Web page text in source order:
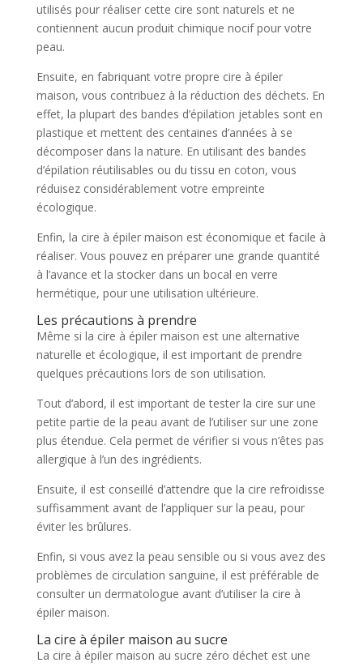
utilisés pour réaliser cette cire sont naturels et ne
contiennent aucun produit chimique nocif pour votre
peau.
Ensuite, en fabriquant votre propre cire à épiler
maison, vous contribuez à la réduction des déchets. En
effet, la plupart des bandes d’épilation jetables sont en
plastique et mettent des centaines d’années à se
décomposer dans la nature. En utilisant des bandes
d’épilation réutilisables ou du tissu en coton, vous
réduisez considérablement votre empreinte
écologique.
Enfin, la cire à épiler maison est économique et facile à
réaliser. Vous pouvez en préparer une grande quantité
à l’avance et la stocker dans un bocal en verre
hermétique, pour une utilisation ultérieure.
Les précautions à prendre
Même si la cire à épiler maison est une alternative
naturelle et écologique, il est important de prendre
quelques précautions lors de son utilisation.
Tout d’abord, il est important de tester la cire sur une
petite partie de la peau avant de l’utiliser sur une zone
plus étendue. Cela permet de vérifier si vous n’êtes pas
allergique à l’un des ingrédients.
Ensuite, il est conseillé d’attendre que la cire refroidisse
suffisamment avant de l’appliquer sur la peau, pour
éviter les brûlures.
Enfin, si vous avez la peau sensible ou si vous avez des
problèmes de circulation sanguine, il est préférable de
consulter un dermatologue avant d’utiliser la cire à
épiler maison.
La cire à épiler maison au sucre
La cire à épiler maison au sucre zéro déchet est une